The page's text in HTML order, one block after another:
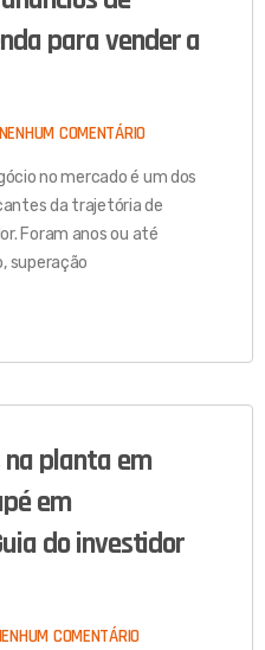
para vender a
NENHUM COMENTÁRIO
no mercado é um dos
da trajetória de
Foram anos ou até
superação
planta em
em
do investidor
COMENTÁRIO